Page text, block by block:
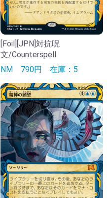
[Foil][JPN]対抗呪
文/Counterspell
NM 790円 在庫：5